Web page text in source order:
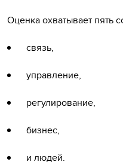
Оценка охватывает пять
связь,
управление,
регулирование,
бизнес,
и людей.